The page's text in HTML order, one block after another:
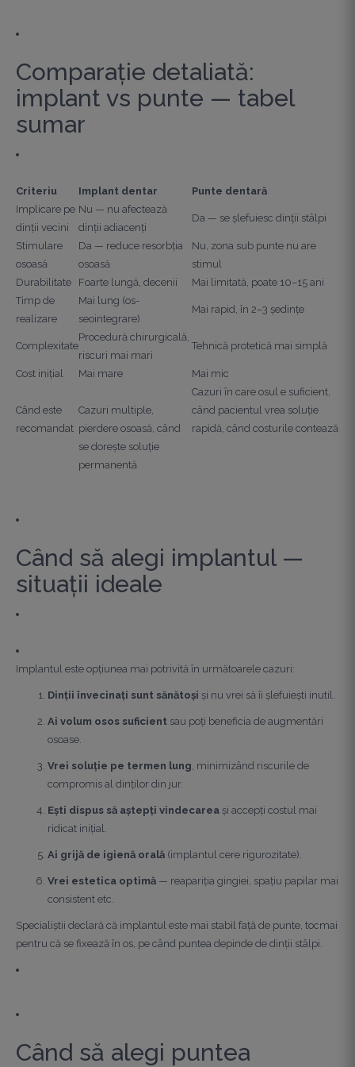
Comparație detaliată:
implant vs punte — tabel
sumar
Criteriu Implant dentar
Punte dentară
Implicare pe
dinții vecini
Nu — nu afectează
dinții adiacenți
Da — se șlefuiesc dinții stâlpi
Stimulare
osoasă
Da — reduce resorbția
osoasă
Nu, zona sub punte nu are
stimul
Durabilitate
Foarte lungă, decenii
Mai limitată, poate 10–15 ani
Timp de
realizare
Mai lung (os­
seointegrare)
Mai rapid, în 2–3 ședințe
Complexitate
Procedură chirurgicală,
riscuri mai mari
Tehnică protetică mai simplă
Cost inițial Mai mare Mai mic
Când este
recomandat
Cazuri multiple,
pierdere osoasă, când
se dorește soluție
permanentă
Cazuri în care osul e suficient,
când pacientul vrea soluție
rapidă, când costurile contează
Când să alegi implantul —
situații ideale
Implantul este opțiunea mai potrivită în următoarele cazuri:
Dinții învecinați sunt sănătoși și nu vrei să îi șlefuiești inutil.
Ai volum osos suficient sau poți beneficia de augmentări
osoase.
Vrei soluție pe termen lung, minimizând riscurile de
compromis al dinților din jur.
Ești dispus să aștepți vindecarea și accepți costul mai
ridicat inițial.
Ai grijă de igienă orală (implantul cere rigurozitate).
Vrei estetica optimă — reapariția gingiei, spațiu papilar mai
consistent etc.
Specialiștii declară că implantul este mai stabil față de punte, tocmai
pentru că se fixează în os, pe când puntea depinde de dinții stâlpi.
Când să alegi puntea